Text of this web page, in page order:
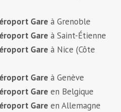
Gare à Grenoble
Gare à Saint-Étienne
Gare à Nice (Côte
Gare à Genève
Gare en Belgique
Gare en Allemagne